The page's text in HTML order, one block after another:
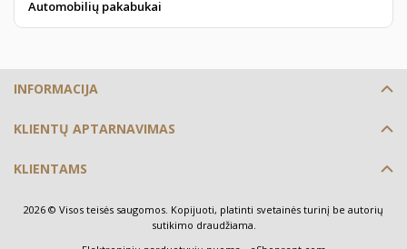
Automobilių pakabukai
INFORMACIJA
KLIENTŲ APTARNAVIMAS
KLIENTAMS
2026 © Visos teisės saugomos. Kopijuoti, platinti svetainės turinį be autorių
sutikimo draudžiama.